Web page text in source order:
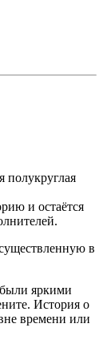
полукруглая
и остаётся
в
яркими
История о
времени или